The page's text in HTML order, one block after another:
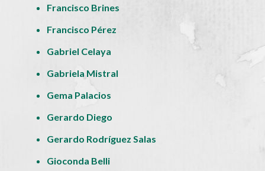
Francisco Brines
Francisco Pérez
Gabriel Celaya
Gabriela Mistral
Gema Palacios
Gerardo Diego
Gerardo Rodríguez Salas
Gioconda Belli